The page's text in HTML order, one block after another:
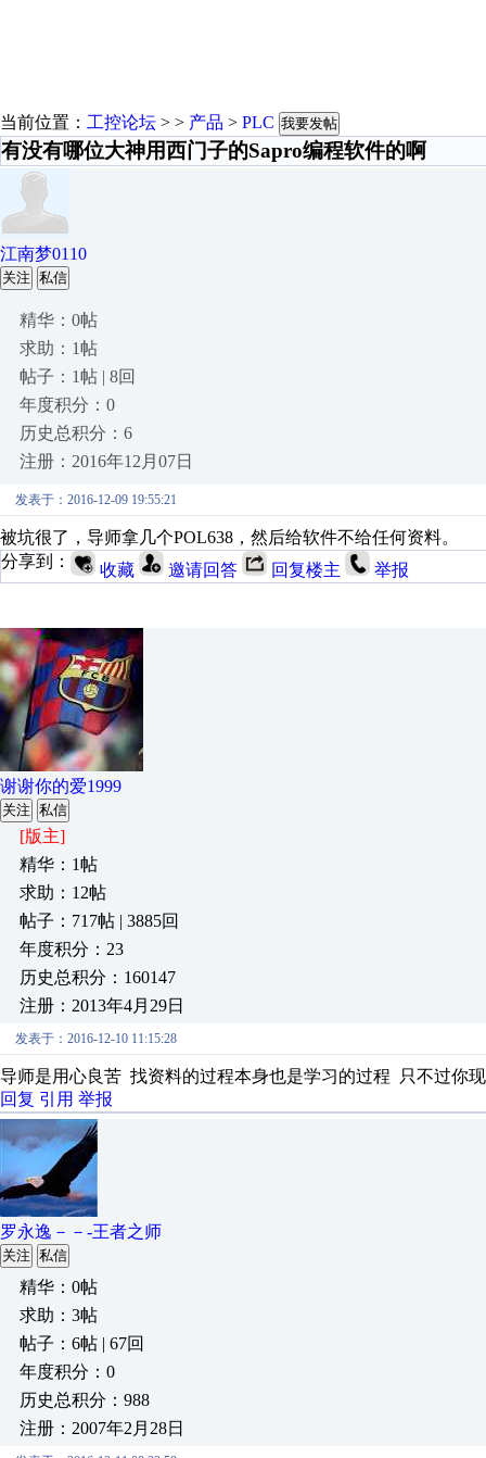
当前位置： 工控论坛 > > 产品 > PLC 我要发帖
有没有哪位大神用西门子的Sapro编程软件的啊
江南梦0110
关注 私信
精华：0帖
求助：1帖
帖子：1帖 | 8回
年度积分：0
历史总积分：6
注册：2016年12月07日
发表于：2016-12-09 19:55:21
被坑很了，导师拿几个POL638，然后给软件不给任何资料。
分享到：
收藏 邀请回答 回复楼主 举报
谢谢你的爱1999
关注 私信
[版主]
精华：1帖
求助：12帖
帖子：717帖 | 3885回
年度积分：23
历史总积分：160147
注册：2013年4月29日
发表于：2016-12-10 11:15:28
导师是用心良苦 找资料的过程本身也是学习的过程 只不过你
回复 引用 举报
罗永逸－－-王者之师
关注 私信
精华：0帖
求助：3帖
帖子：6帖 | 67回
年度积分：0
历史总积分：988
注册：2007年2月28日